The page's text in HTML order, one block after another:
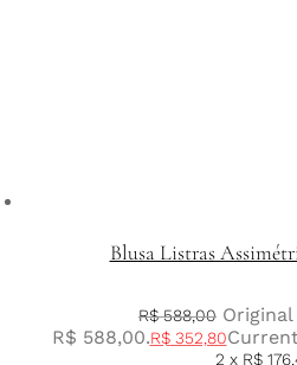
Blusa Listras
R$588,00
R$ 588,00.R$352,80
2 x R$